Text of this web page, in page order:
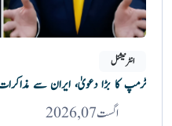
انٹرنیشنل
ٹرمپ کا بڑا دعویٰ، ایران سے
اگست 07, 2026